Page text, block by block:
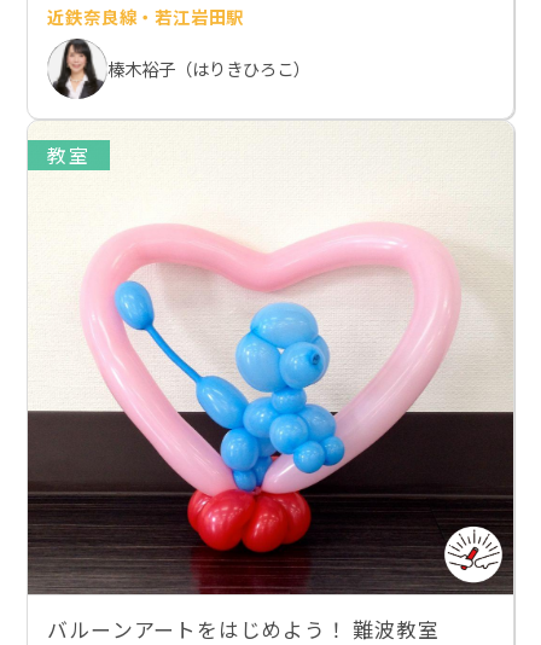
近鉄奈良線・若江岩田駅
榛木裕子（はりきひろこ）
教室
バルーンアートをはじめよう！ 難波教室